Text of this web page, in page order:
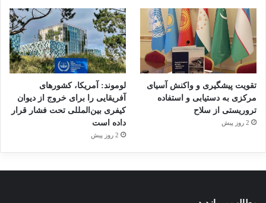
تقویت پیشگیری و واکنش آسیای
مرکزی به دستیابی و استفاده
تروریستی از سلاح
2 روز پیش
لوموند: آمریکا، کشورهای
آفریقایی را برای خروج از دیوان
کیفری بین‌المللی تحت فشار قرار
داده است
2 روز پیش